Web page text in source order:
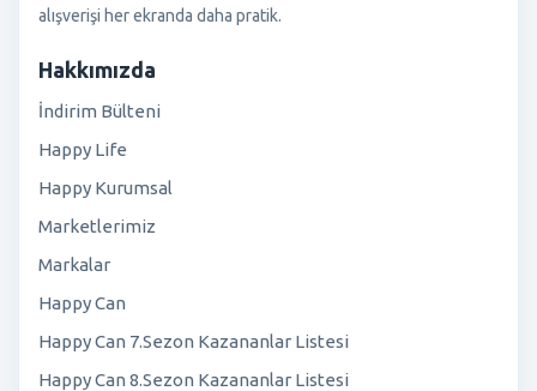
alışverişi her ekranda daha pratik.
Hakkımızda
İndirim Bülteni
Happy Life
Happy Kurumsal
Marketlerimiz
Markalar
Happy Can
Happy Can 7.Sezon Kazananlar Listesi
Happy Can 8.Sezon Kazananlar Listesi